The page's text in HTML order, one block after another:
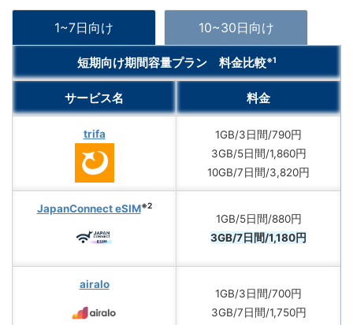
1~7日向け 10~30日向け
短期向け期間容量プラン 料金比較※1
サービス名 料金
trifa
1GB/3日間/790円
3GB/5日間/1,860円
10GB/7日間/3,820円
JapanConnect eSIM※2
1GB/5日間/880円
3GB/7日間/1,180円
airalo
1GB/3日間/700円
3GB/7日間/1,750円